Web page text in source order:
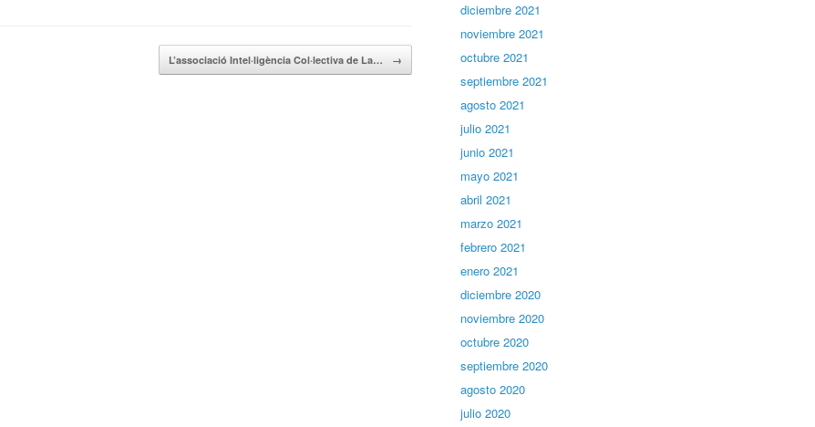
L’associació Intel·ligència Col·lectiva de La… →
diciembre 2021
noviembre 2021
octubre 2021
septiembre 2021
agosto 2021
julio 2021
junio 2021
mayo 2021
abril 2021
marzo 2021
febrero 2021
enero 2021
diciembre 2020
noviembre 2020
octubre 2020
septiembre 2020
agosto 2020
julio 2020